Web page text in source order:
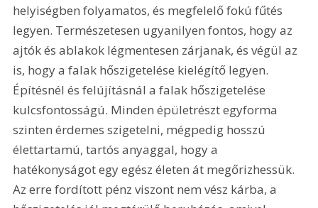
helyiségben folyamatos, és megfelelő fokú fűtés
legyen. Természetesen ugyanilyen fontos, hogy az
ajtók és ablakok légmentesen zárjanak, és végül az
is, hogy a falak hőszigetelése kielégítő legyen.
Építésnél és felújításnál a falak hőszigetelése
kulcsfontosságú. Minden épületrészt egyforma
szinten érdemes szigetelni, mégpedig hosszú
élettartamú, tartós anyaggal, hogy a
hatékonyságot egy egész életen át megőrizhessük.
Az erre fordított pénz viszont nem vész kárba, a